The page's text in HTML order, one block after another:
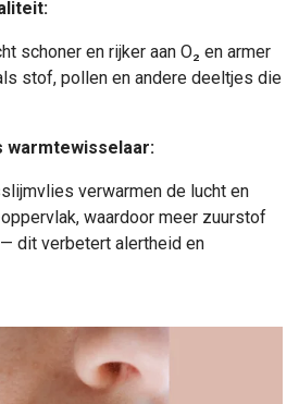
schoner en rijker aan O₂ en armer
stof, pollen en andere deeltjes die
warmtewisselaar:
verwarmen de lucht en
waardoor meer zuurstof
dit verbetert alertheid en